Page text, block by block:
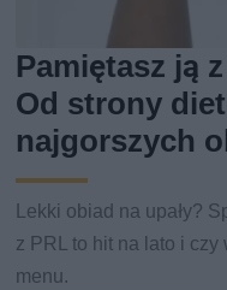
Pamiętasz ją
Od strony
najgorszych
Lekki obiad na upały?
z PRL to hit na lato i
menu.